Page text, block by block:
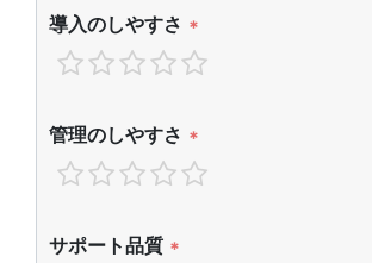
導入のしやすさ *
管理のしやすさ *
サポート品質 *